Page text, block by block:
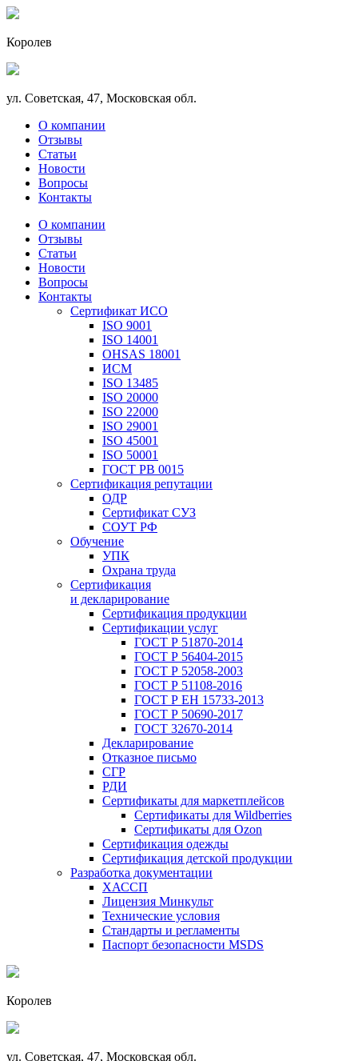
Королев
ул. Советская, 47, Московская обл.
О компании
Отзывы
Статьи
Новости
Вопросы
Контакты
О компании
Отзывы
Статьи
Новости
Вопросы
Контакты
Сертификат ИСО
ISO 9001
ISO 14001
OHSAS 18001
ИСМ
ISO 13485
ISO 20000
ISO 22000
ISO 29001
ISO 45001
ISO 50001
ГОСТ РВ 0015
Сертификация репутации
ОДР
Сертификат СУЗ
СОУТ РФ
Обучение
УПК
Охрана труда
Сертификация
и декларирование
Сертификация продукции
Сертификации услуг
ГОСТ Р 51870-2014
ГОСТ Р 56404-2015
ГОСТ Р 52058-2003
ГОСТ Р 51108-2016
ГОСТ Р ЕН 15733-2013
ГОСТ Р 50690-2017
ГОСТ 32670-2014
Декларирование
Отказное письмо
СГР
РДИ
Сертификаты для маркетплейсов
Сертификаты для Wildberries
Сертификаты для Ozon
Сертификация одежды
Сертификация детской продукции
Разработка документации
ХАССП
Лицензия Минкульт
Технические условия
Стандарты и регламенты
Паспорт безопасности MSDS
Королев
ул. Советская, 47, Московская обл.